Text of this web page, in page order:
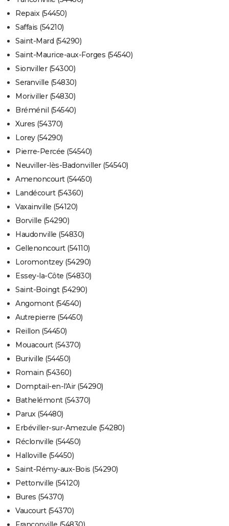
Repaix (54450)
Saffais (54210)
Saint-Mard (54290)
Saint-Maurice-aux-Forges (54540)
Sionviller (54300)
Seranville (54830)
Moriviller (54830)
Bréménil (54540)
Xures (54370)
Lorey (54290)
Pierre-Percée (54540)
Neuviller-lès-Badonviller (54540)
Amenoncourt (54450)
Landécourt (54360)
Vaxainville (54120)
Borville (54290)
Haudonville (54830)
Gellenoncourt (54110)
Loromontzey (54290)
Essey-la-Côte (54830)
Saint-Boingt (54290)
Angomont (54540)
Autrepierre (54450)
Reillon (54450)
Mouacourt (54370)
Buriville (54450)
Romain (54360)
Domptail-en-l'Air (54290)
Bathelémont (54370)
Parux (54480)
Erbéviller-sur-Amezule (54280)
Réclonville (54450)
Halloville (54450)
Saint-Rémy-aux-Bois (54290)
Pettonville (54120)
Bures (54370)
Vaucourt (54370)